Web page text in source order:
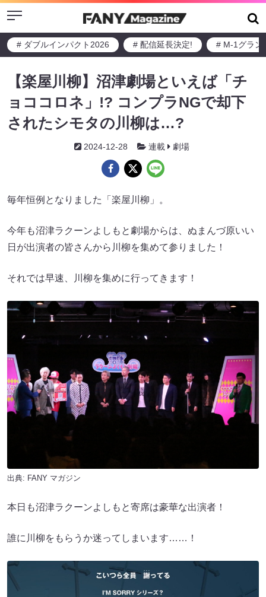
Menu
# ダブルインパクト2026 # 配信延長決定! # M-1グラン
【楽屋川柳】沼津劇場といえば「チ
ョココロネ」!? コンプラNGで却下
されたシモタの川柳は…?
2024-12-28 連載 劇場
毎年恒例となりました「楽屋川柳」。
今年も沼津ラクーンよしもと劇場からは、ぬまんづ原いい
日が出演者の皆さんから川柳を集めて参りました！
それでは早速、川柳を集めに行ってきます！
出典: FANY マガジン
本日も沼津ラクーンよしもと寄席は豪華な出演者！
誰に川柳をもらうか迷ってしまいます……！